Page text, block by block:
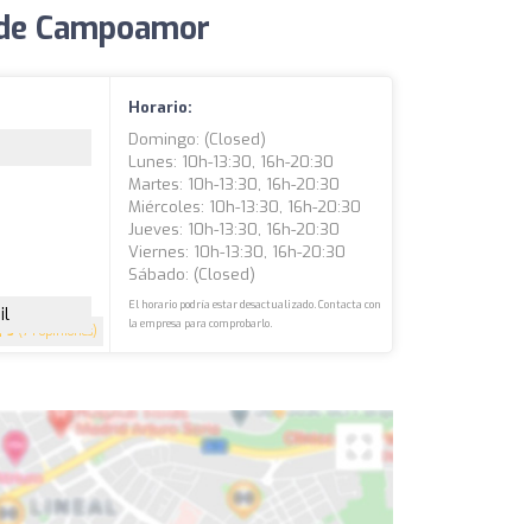
Campoamor
5 (74 opiniones)
Horario:
Domingo: (closed)
Lunes: 10h-13:30, 16h-20:30
Martes: 10h-13:30, 16h-20:30
Miércoles: 10h-13:30, 16h-20:30
Jueves: 10h-13:30, 16h-20:30
Viernes: 10h-13:30, 16h-20:30
Sábado: (closed)
El horario podría estar desactualizado. Contacta con
la empresa para comprobarlo.